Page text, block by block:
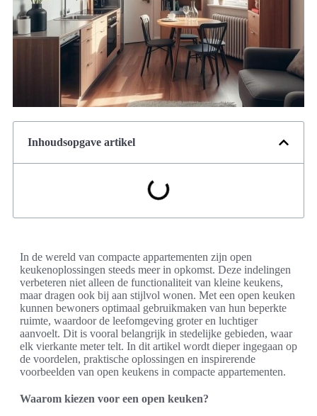
Inhoudsopgave artikel
In de wereld van compacte appartementen zijn open
keukenoplossingen steeds meer in opkomst. Deze indelingen
verbeteren niet alleen de functionaliteit van kleine keukens,
maar dragen ook bij aan stijlvol wonen. Met een open keuken
kunnen bewoners optimaal gebruikmaken van hun beperkte
ruimte, waardoor de leefomgeving groter en luchtiger
aanvoelt. Dit is vooral belangrijk in stedelijke gebieden, waar
elk vierkante meter telt. In dit artikel wordt dieper ingegaan op
de voordelen, praktische oplossingen en inspirerende
voorbeelden van open keukens in compacte appartementen.
Waarom kiezen voor een open keuken?